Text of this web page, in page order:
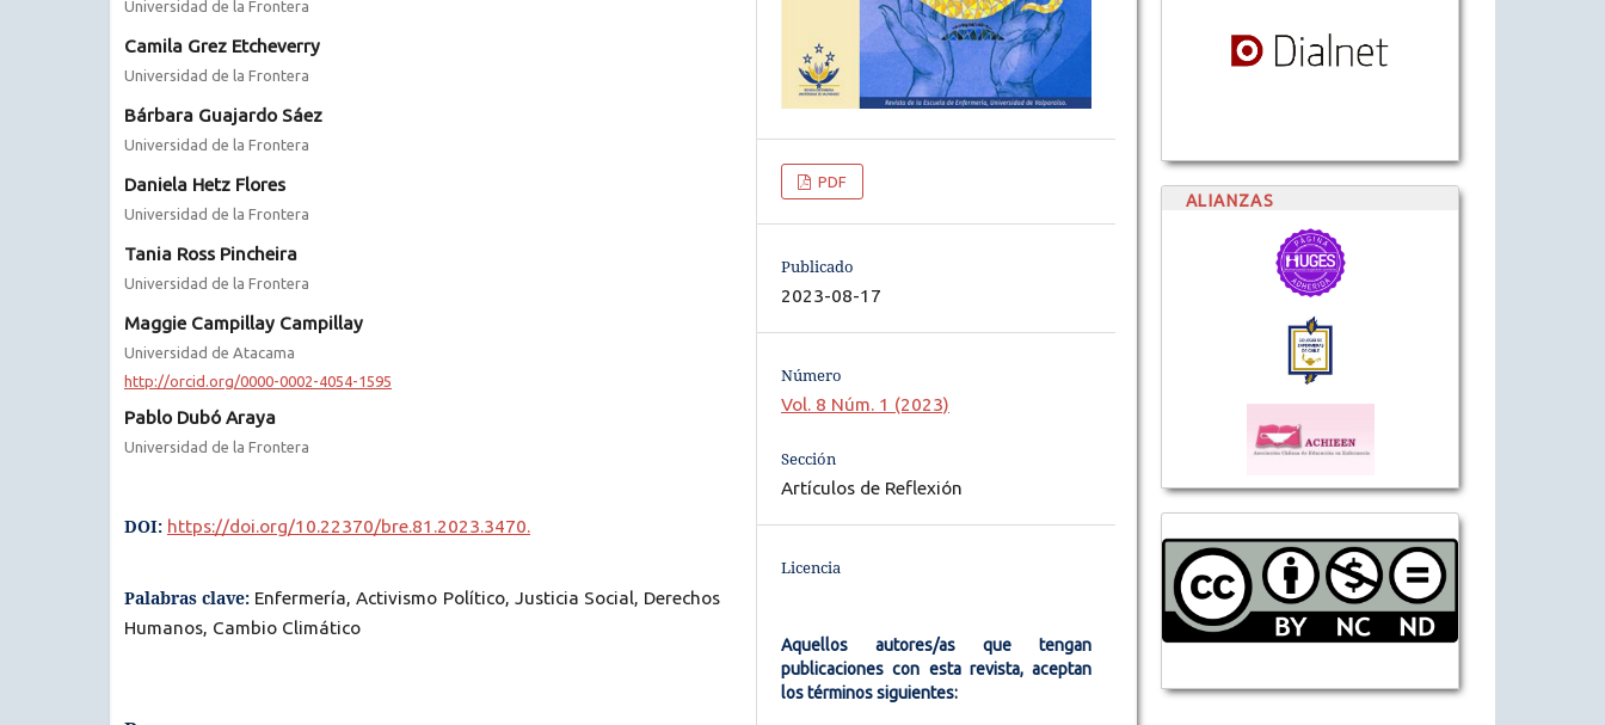
Universidad de la Frontera
Camila Grez Etcheverry
Universidad de la Frontera
Bárbara Guajardo Sáez
Universidad de la Frontera
Daniela Hetz Flores
Universidad de la Frontera
Tania Ross Pincheira
Universidad de la Frontera
Maggie Campillay Campillay
Universidad de Atacama
http://orcid.org/0000-0002-4054-1595
Pablo Dubó Araya
Universidad de la Frontera
DOI: https://doi.org/10.22370/bre.81.2023.3470.
Palabras clave: Enfermería, Activismo Político, Justicia Social, Derechos
Humanos, Cambio Climático
PDF
Publicado
2023-08-17
Número
Vol. 8 Núm. 1 (2023)
Sección
Artículos de Reflexión
Licencia
Aquellos autores/as que tengan
publicaciones con esta revista, aceptan
los términos siguientes:
ALIANZAS